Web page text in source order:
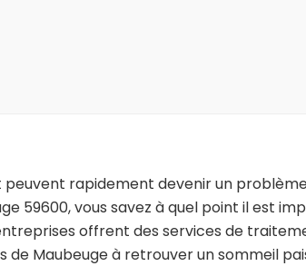
peuvent rapidement devenir un
59600, vous savez à quel point il est
offrent des services de
de Maubeuge à retrouver un sommeil